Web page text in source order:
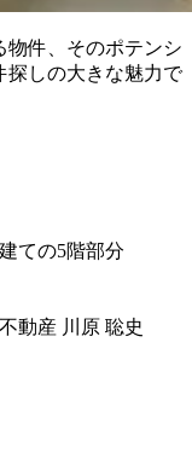
物件、そのポテンシ
探しの大きな魅力で
ての5階部分
動産 川原 聡史